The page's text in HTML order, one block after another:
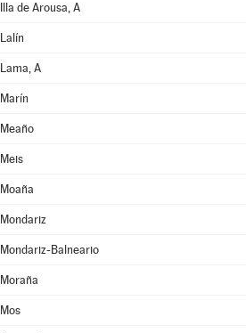
Illa de Arousa, A
Lalín
Lama, A
Marín
Meaño
Meis
Moaña
Mondariz
Mondariz-Balneario
Moraña
Mos